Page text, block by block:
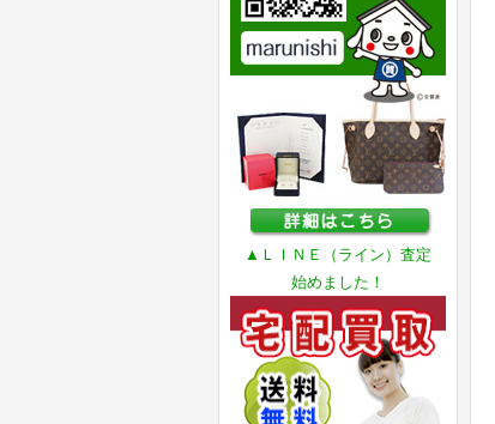
▲ＬＩＮＥ（ライン）査定
始めました！